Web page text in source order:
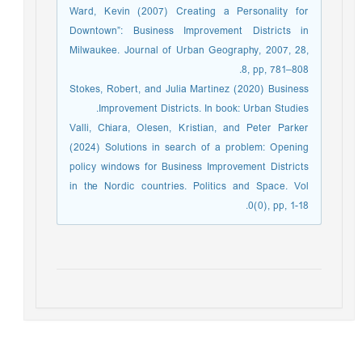
Ward, Kevin (2007) Creating a Personality for
Downtown”: Business Improvement Districts in
Milwaukee. Journal of Urban Geography, 2007, 28,
8, pp, 781–808.
Stokes, Robert, and Julia Martinez (2020) Business
Improvement Districts. In book: Urban Studies.
Valli, Chiara, Olesen, Kristian, and Peter Parker
(2024) Solutions in search of a problem: Opening
policy windows for Business Improvement Districts
in the Nordic countries. Politics and Space. Vol
0(0), pp, 1-18.